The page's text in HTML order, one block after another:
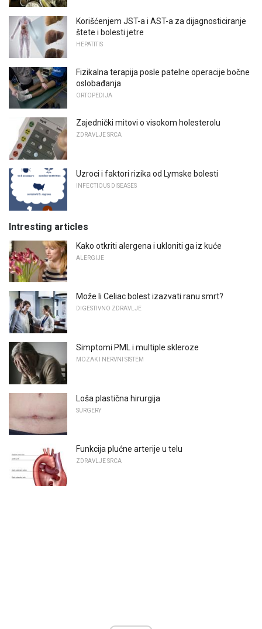
Korišćenjem JST-a i AST-a za dijagnosticiranje
štete i bolesti jetre
HEPATITIS
Fizikalna terapija posle patelne operacije bočne
oslobađanja
ORTOPEDIJA
Zajednički mitovi o visokom holesterolu
ZDRAVLJE SRCA
Uzroci i faktori rizika od Lymske bolesti
INFECTIOUS DISEASES
Intresting articles
Kako otkriti alergena i ukloniti ga iz kuće
ALERGIJE
Može li Celiac bolest izazvati ranu smrt?
DIGESTIVNO ZDRAVLJE
Simptomi PML i multiple skleroze
MOZAK I NERVNI SISTEM
Loša plastična hirurgija
SURGERY
Funkcija plućne arterije u telu
ZDRAVLJE SRCA